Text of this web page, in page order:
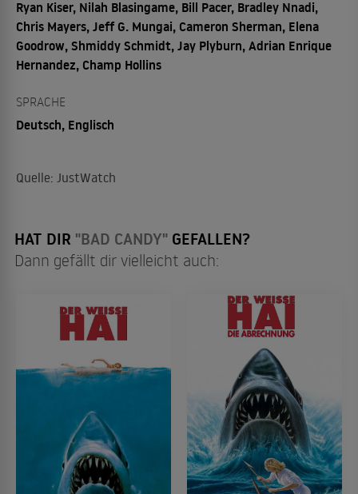
Ryan Kiser, Nilah Blasingame, Bill Pacer, Bradley Nnadi,
Chris Mayers, Jeff G. Mungai, Cameron Sherman, Elena
Goodrow, Shmiddy Schmidt, Jay Plyburn, Adrian Enrique
Hernandez, Champ Hollins
SPRACHE
Deutsch, Englisch
Quelle: JustWatch
HAT DIR "BAD CANDY" GEFALLEN?
Dann gefällt dir vielleicht auch: